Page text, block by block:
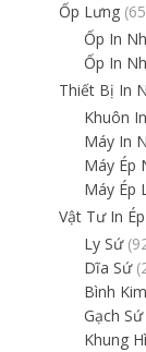
Ốp Lưng
Ốp In
Ốp In
Thiết Bị In
Khuôn
Máy In
Máy Ép
Máy Ép
Vật Tư In
Ly Sứ
Dĩa Sứ
Bình
Gạch
Khung